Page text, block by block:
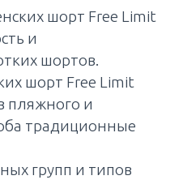
шорт Free Limit
и
шортов.
шорт Free Limit
пляжного и
традиционные
групп и типов